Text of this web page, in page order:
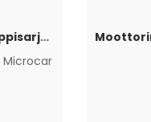
Etujarrusatulan liukutappisarja Aixam, Ligier, Microcar & Chatenet
Microcar